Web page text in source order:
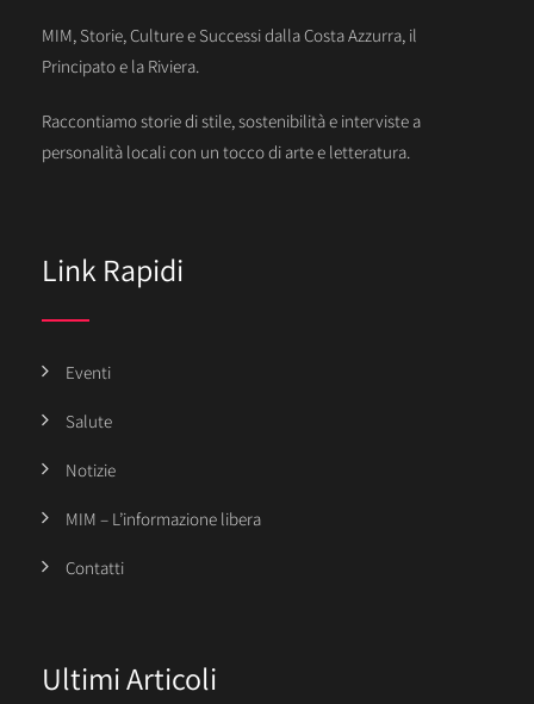
MIM, Storie, Culture e Successi dalla Costa Azzurra, il
Principato e la Riviera.
Raccontiamo storie di stile, sostenibilità e interviste a
personalità locali con un tocco di arte e letteratura.
Link Rapidi
Eventi
Salute
Notizie
MIM – L’informazione libera
Contatti
Ultimi Articoli